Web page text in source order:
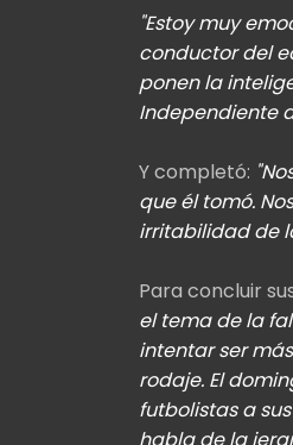
"Estoy muy
conductor del
ponen la
Independiente
Y completó:
que él tomó.
irritabilidad de
Para concluir
el tema de la
intentar ser
rodaje. El
futbolistas a